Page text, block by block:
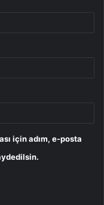
için adım, e-posta